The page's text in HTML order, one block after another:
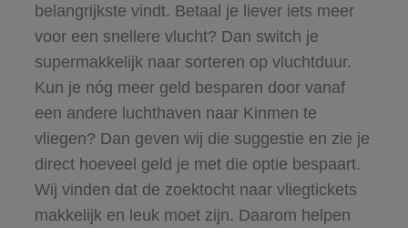
belangrijkste vindt. Betaal je liever iets meer
voor een snellere vlucht? Dan switch je
supermakkelijk naar sorteren op vluchtduur.
Kun je nóg meer geld besparen door vanaf
een andere luchthaven naar Kinmen te
vliegen? Dan geven wij die suggestie en zie je
direct hoeveel geld je met die optie bespaart.
Wij vinden dat de zoektocht naar vliegtickets
makkelijk en leuk moet zijn. Daarom helpen